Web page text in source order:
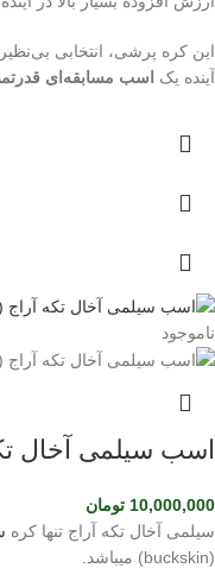
این کره پرشی، انتخابی
آینده یک
اسب مسابقه‌ای
ناموجود
اسب سیلمی آخال
10,000,000 تومان
سیلمی آخال تکه آراج تنها کره
(buckskin) میباشد.